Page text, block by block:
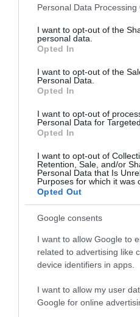
Please note that this website/
not limited to your visit or
grant or deny consent to
use your data for below
consent section.
Personal Data Processing
I want to opt-out of the
personal data.
Opted In
I want to opt-out of the
Personal Data.
Opted In
I want to opt-out of
Personal Data for
Opted In
I want to opt-out of
Retention, Sale, and/or
Personal Data that Is
Purposes for which it was
Opted Out
Google consents
I want to allow Google to
related to advertising like
device identifiers in apps.
I want to allow my user
Google for online
A kiváló
várjuk
anita.remenyi@gmail.com
www.pittyeskocsma.hu
fb.com/Pittyes-kocsma-
Probléma jelentése